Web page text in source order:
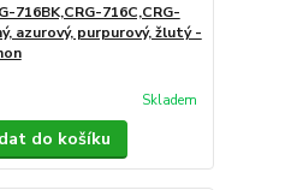
716BK,CRG-716C,CRG-
azurový, purpurový, žlutý -
Skladem
do košíku